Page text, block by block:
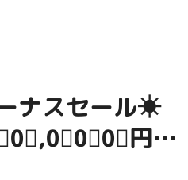
EVENT
呪術廻戦PLAZA
EVENT
店頭キッチンカースペース
カレンダー
EVENT
お祭りBBQビアガーデン
で好評営業中！
CAMPAIGN
ヨドバシカメラ 平日限定1
間駐車サービス
CAMPAIGN
プレミアム駐車サービス
8F専門店対象]
ナスセール☀
円以